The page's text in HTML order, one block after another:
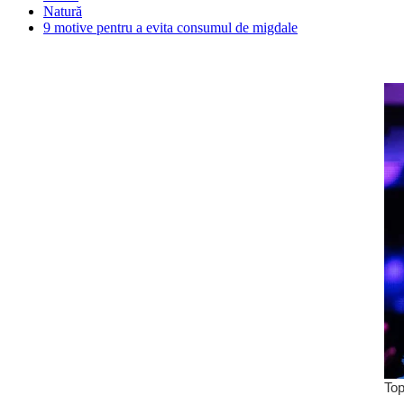
Natură
9 motive pentru a evita consumul de migdale